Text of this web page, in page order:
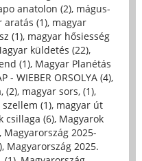
anatolon (2), mágus-
aratás (1), magyar
(1), magyar hősiesség
küldetés (22),
(1), Magyar Planétás
- WIEBER ORSOLYA (4),
(2), magyar sors, (1),
(1), magyar út
csillaga (6), Magyarok
Magyarország 2025-
, Magyarország 2025.